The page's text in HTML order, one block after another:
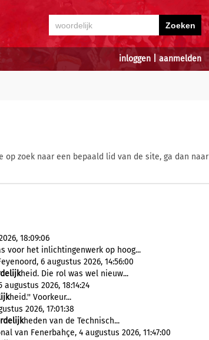
inloggen aanmelden
zoek naar een bepaald lid van de site, ga dan naar
18:09:06
voor het inlichtingenwerk op hoog...
6 augustus 2026, 14:56:00
heid. Die rol was wel nieuw...
2026, 18:14:24
heid.'' Voorkeur...
2026, 17:01:38
heden van de Technisch...
van Fenerbahçe, 4 augustus 2026, 11:47:00